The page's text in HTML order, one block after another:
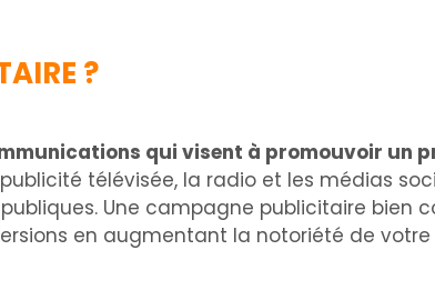
?
qui visent à promouvoir un
télévisée, la radio et les médias
Une campagne publicitaire bien
en augmentant la notoriété de